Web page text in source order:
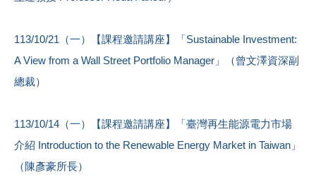
113/10/21（一）【課程邀請講座】「Sustainable Investment:
A View from a Wall Street Portfolio Manager」（曾文澤資深副
總裁）
113/10/14（一）【課程邀請講座】「臺灣再生能源電力市場
介紹 Introduction to the Renewable Energy Market in Taiwan」
（陳彥豪所長）